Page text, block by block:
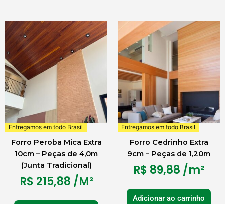
Entregamos em todo Brasil
Forro Peroba Mica Extra
10cm – Peças de 4,0m
(Junta Tradicional)
R$ 215,88 /M²
Entregamos em todo Brasil
Forro Cedrinho Extra
9cm – Peças de 1,20m
R$ 89,88 /m²
Adicionar ao carrinho